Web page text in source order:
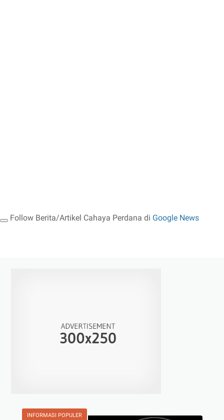
Follow Berita/Artikel Cahaya Perdana di Google News
INFORMASI POPULER